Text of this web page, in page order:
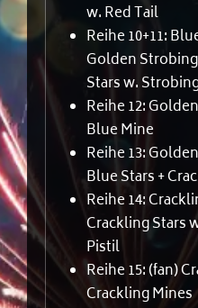
w. Red Tail
Reihe 10+11:
Golden
Stars w.
Reihe 12:
Blue Mine
Reihe 13:
Blue Stars +
Reihe 14:
Crackling Stars
Pistil
Reihe 15: (fan)
Crackling Mines